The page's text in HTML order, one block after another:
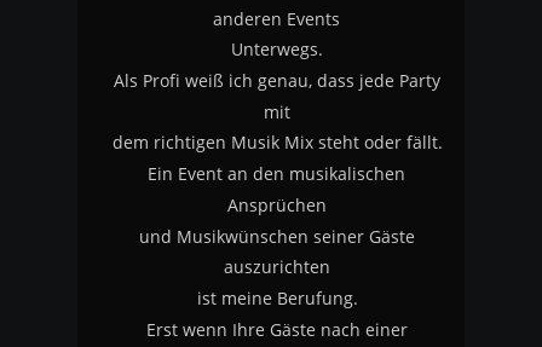
anderen Events
Unterwegs.
Als Profi weiß ich genau, dass jede Party
mit
dem richtigen Musik Mix steht oder fällt.
Ein Event an den musikalischen
Ansprüchen
und Musikwünschen seiner Gäste
auszurichten
ist meine Berufung.
Erst wenn Ihre Gäste nach einer